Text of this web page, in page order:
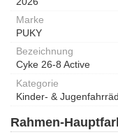
Marke
PUKY
Bezeichnung
Cyke 26-8 Active
Kategorie
Kinder- &
Rahmen-